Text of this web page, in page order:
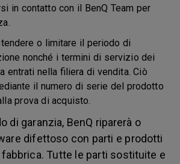
in contatto con il BenQ Team per
o limitare il periodo di
nonché i termini di servizio dei
entrati nella filiera di vendita. Ciò
il numero di serie del prodotto
prova di acquisto.
di garanzia, BenQ riparerà o
difettoso con parti e prodotti
Tutte le parti sostituite e